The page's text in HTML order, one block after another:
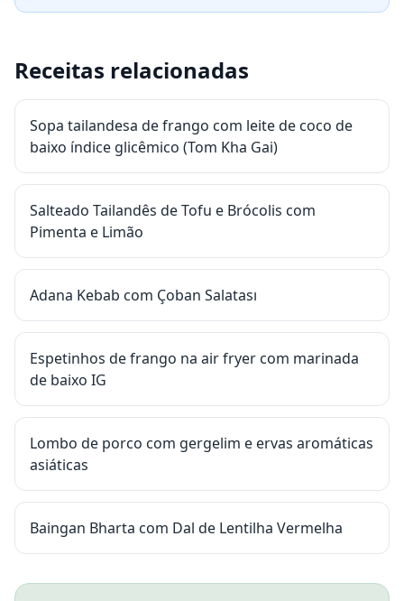
Receitas relacionadas
Sopa tailandesa de frango com leite de coco de
baixo índice glicêmico (Tom Kha Gai)
Salteado Tailandês de Tofu e Brócolis com
Pimenta e Limão
Adana Kebab com Çoban Salatası
Espetinhos de frango na air fryer com marinada
de baixo IG
Lombo de porco com gergelim e ervas aromáticas
asiáticas
Baingan Bharta com Dal de Lentilha Vermelha